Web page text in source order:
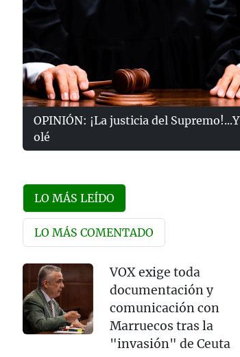
OPINIÓN: ¡La justicia del Supremo!...Y
olé
LO MÁS LEÍDO
LO MÁS COMENTADO
VOX exige toda
documentación y
comunicación con
Marruecos tras la
"invasión" de Ceuta